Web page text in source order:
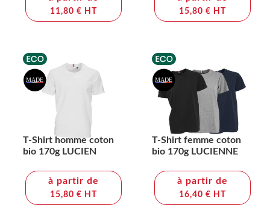
11,80 € HT 15,80 € HT
T-Shirt homme coton
bio 170g LUCIEN
à partir de
15,80 € HT
T-Shirt femme coton
bio 170g LUCIENNE
à partir de
16,40 € HT